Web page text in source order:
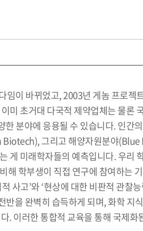
이 바뀌었고, 2003년 게놈 프로
미 초거대 다국적 제약업체는 물
분야에 응용될 수 있습니다. 인
그리고 해양자원분야
미래학자들의 예측입니다. 우리
해 학부생이 직접 연구에 참여하는
사고’와 ‘현상에 대한 비판적 관
을 완벽히 습득하게 되며, 화학
. 이러한 통합적 교육을 통해 국제